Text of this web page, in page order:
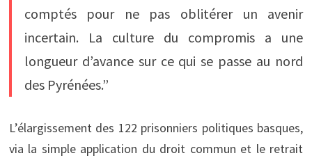
comptés pour ne pas oblitérer un avenir
incertain. La culture du compromis a une
longueur d’avance sur ce qui se passe au nord
des Pyrénées.”
L’élargissement des 122 prisonniers politiques basques,
via la simple application du droit commun et le retrait